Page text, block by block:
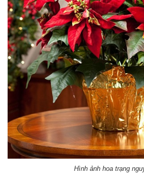
Hình ảnh hoa trạng